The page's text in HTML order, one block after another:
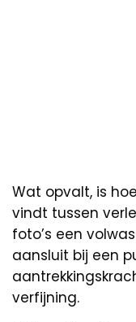
Wat opvalt, is
vindt tussen
foto’s een
aansluit bij een
verfijning.